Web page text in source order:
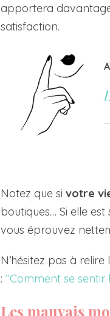
apportera
satisfaction.
Notez que si votre
boutiques… Si elle
vous éprouvez
N’hésitez pas à
: “Comment se sentir
Les mauvais